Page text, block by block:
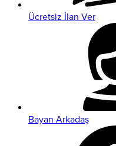
Ücretsiz İlan Ver
Bayan Arkadaş